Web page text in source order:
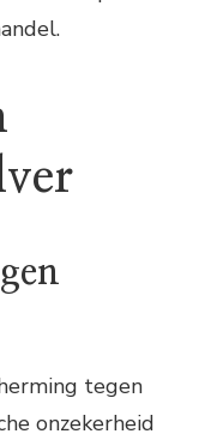
tegen
onzekerheid